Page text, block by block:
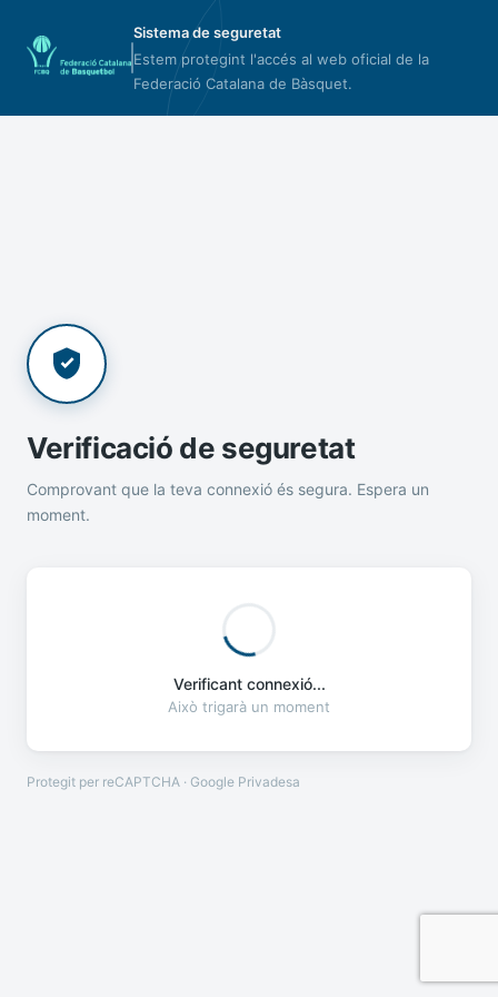
Sistema de seguretat
Estem protegint l'accés al web oficial de la
Federació Catalana de Bàsquet.
Verificació de seguretat
Comprovant que la teva connexió és segura. Espera un
moment.
Verificant connexió...
Això trigarà un moment
Protegit per reCAPTCHA · Google Privadesa